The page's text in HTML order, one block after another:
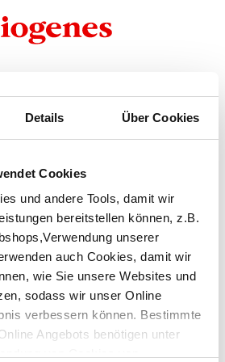
Details Über Cookies
Cookies
und andere Tools, damit wir
bereitstellen können, z.B.
unserer
auch Cookies, damit wir
wie Sie unsere Websites und
sodass wir unser Online
verbessern können. Bestimmte
Angebots benötigen unter
Featured
obwohl – oder
Christoph
langist inspiriert von einem
vor etwa 15 Jahren für großes
Münchner Parkhausmord.